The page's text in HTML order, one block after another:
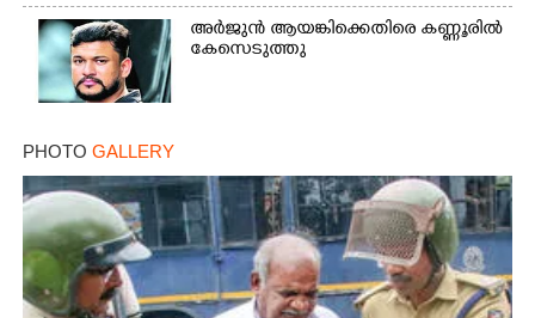
അർജുൻ ആയങ്കിക്കെതിരെ കണ്ണൂരിൽ
കേസെടുത്തു
PHOTO GALLERY
Copy Link